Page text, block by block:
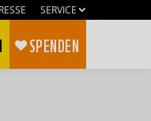
SERVICE
SPENDEN